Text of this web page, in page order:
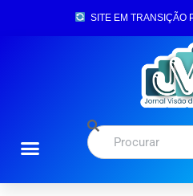
SITE EM TRANSIÇÃO